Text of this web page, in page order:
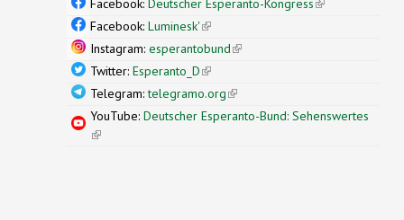
Facebook: Deutscher Esperanto-Kongress(link is
Facebook: Luminesk'(link is external)
Instagram: esperantobund(link is external)
Twitter: Esperanto_D(link is external)
Telegram:telegramo.org(link is external)
YouTube: Deutscher Esperanto-Bund: Sehenswertes
(link is external)